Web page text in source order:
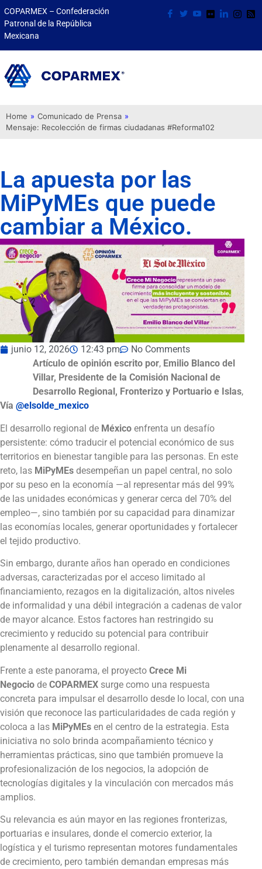
COPARMEX – Confederación
Patronal de la República
Mexicana
Home » Comunicado de Prensa »
Mensaje: Recolección de firmas ciudadanas #Reforma102
La apuesta por las
MiPyMEs que puede
cambiar a México.
junio 12, 2026 12:43 pm
No Comments
Artículo de opinión escrito por, Emilio Blanco del
Villar, Presidente de la Comisión Nacional de
Desarrollo Regional, Fronterizo y Portuario e Islas,
Vía @elsolde_mexico
El desarrollo regional de México enfrenta un desafío
persistente: cómo traducir el potencial económico de sus
territorios en bienestar tangible para las personas. En este
reto, las MiPyMEs desempeñan un papel central, no solo
por su peso en la economía —al representar más del 99%
de las unidades económicas y generar cerca del 70% del
empleo—, sino también por su capacidad para dinamizar
las economías locales, generar oportunidades y fortalecer
el tejido productivo.
Sin embargo, durante años han operado en condiciones
adversas, caracterizadas por el acceso limitado al
financiamiento, rezagos en la digitalización, altos niveles
de informalidad y una débil integración a cadenas de valor
de mayor alcance. Estos factores han restringido su
crecimiento y reducido su potencial para contribuir
plenamente al desarrollo regional.
Frente a este panorama, el proyecto Crece Mi
Negocio de COPARMEX surge como una respuesta
concreta para impulsar el desarrollo desde lo local, con una
visión que reconoce las particularidades de cada región y
coloca a las MiPyMEs en el centro de la estrategia. Esta
iniciativa no solo brinda acompañamiento técnico y
herramientas prácticas, sino que también promueve la
profesionalización de los negocios, la adopción de
tecnologías digitales y la vinculación con mercados más
amplios.
Su relevancia es aún mayor en las regiones fronterizas,
portuarias e insulares, donde el comercio exterior, la
logística y el turismo representan motores fundamentales
de crecimiento, pero también demandan empresas más